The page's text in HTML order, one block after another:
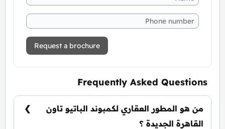
Request a brochure
Frequently Asked Questions
من هو المطور العقاري لكمبوند الباتيو تاون
القاهرة الجديدة ؟